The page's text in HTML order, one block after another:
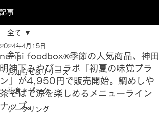
記事
全て
お知らせ&リリース
社食トピック
ケータリング
全て
nonpi foodbox®季節の人気商品、神田
明神下みやびコラボ「初夏の味覚プラ
ン」が4,950円で販売開始。鯛めしや
茶そばで涼を楽しめるメニューライン
ナップ。
2024年4月15日